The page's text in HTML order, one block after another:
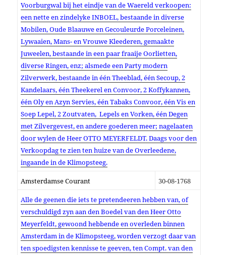
Voorburgwal bij het eindje van de Waereld verkoopen:
een nette en zindelyke INBOEL, bestaande in diverse
Mobilen, Oude Blaauwe en Gecouleurde Porceleinen,
Lywaaien, Mans- en Vrouwe Kleederen, gemaakte
Juweelen, bestaande in een paar fraaije Oorlietten,
diverse Ringen, enz; alsmede een Party modern
Zilverwerk, bestaande in één Theeblad, één Secoup, 2
Kandelaars, één Theekerel en Convoor, 2 Koffykannen,
één Oly en Azyn Servies, één Tabaks Convoor, één Vis en
Soep Lepel, 2 Zoutvaten, Lepels en Vorken, één Degen
met Zilvergevest, en andere goederen meer; nagelaaten
door wylen de Heer OTTO MEYERFELDT. Daags voor den
Verkoopdag te zien ten huize van de Overleedene,
ingaande in de Klimopsteeg.
Amsterdamse Courant 30-08-1768
Alle de geenen die iets te pretendeeren hebben van, of
verschuldigd zyn aan den Boedel van den Heer Otto
Meyerfeldt, gewoond hebbende en overleden binnen
Amsterdam in de Klimopsteeg, worden verzogt daar van
ten spoedigsten kennisse te geeven, ten Compt. van den